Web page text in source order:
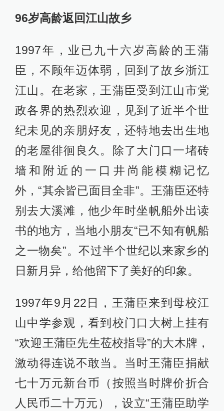
96岁高龄返回江山故乡
1997年，业已九十六岁高龄的王蒲
臣，不顾年迈体弱，回到了故乡浙江
江山。在老家，王蒲臣受到江山市党
政各界的热烈欢迎，见到了近半个世
纪未见的亲朋好友，还特地去出生地
的老屋徘徊良久。除了大门口一堵砖
墙和附近的一口井尚能模糊记忆
外，“其余皆已面目全非”。王蒲臣还特
别去大溪滩，他少年时坐帆船外出读
书的地方，当地小朋友“已不知有帆船
之一物矣”。不过半个世纪以来家乡的
日新月异，给他留下了美好的印象。
1997年9月22日，王蒲臣来到母校江
山中学参观，看到校门口大树上挂有
“欢迎王蒲臣先生莅校指导”的大木牌，
激动得连说不敢当。当时王蒲臣捐献
七十万元新台币（按照当时牌价折合
人民币二十万元），设立“王蒲臣助学